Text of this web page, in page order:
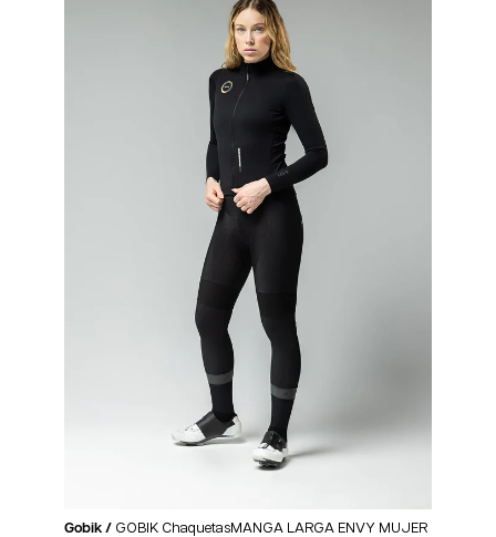
Gobik / GOBIK ChaquetasMANGA LARGA ENVY MUJER